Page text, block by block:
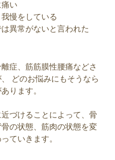
い
慢をしている
異常がないと言われた
症、筋筋膜性腰痛などさ
どのお悩みにもそうなら
ります。
づけることによって、骨
の状態、筋肉の状態を変
ていきます。